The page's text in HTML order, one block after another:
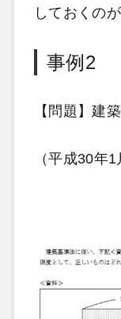
しておくの
事例2
【問題】建
（平成30